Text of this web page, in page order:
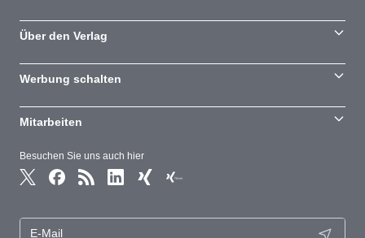
Besuchen Sie uns auch hier
Über den Verlag
Werbung schalten
Mitarbeiten